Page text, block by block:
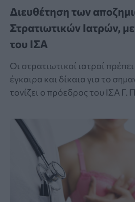
Διευθέτηση των
Στρατιωτικών Ιατρών,
του ΙΣΑ
Οι στρατιωτικοί ιατροί
έγκαιρα και δίκαια για το
τονίζει ο πρόεδρος του ΙΣΑ Γ.